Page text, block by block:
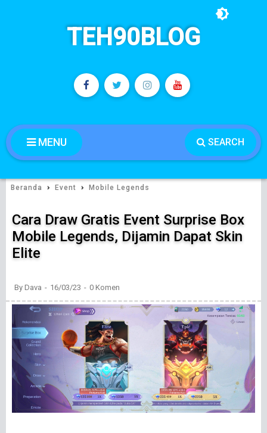
TEH90BLOG
SEARCH
MENU
Beranda › Event › Mobile Legends
Cara Draw Gratis Event Surprise Box
Mobile Legends, Dijamin Dapat Skin
Elite
By Dava 16/03/23 0 Komen